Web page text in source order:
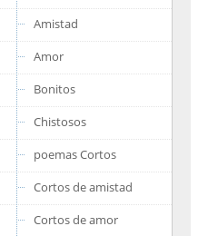
Amistad
Amor
Bonitos
Chistosos
poemas Cortos
Cortos de amistad
Cortos de amor